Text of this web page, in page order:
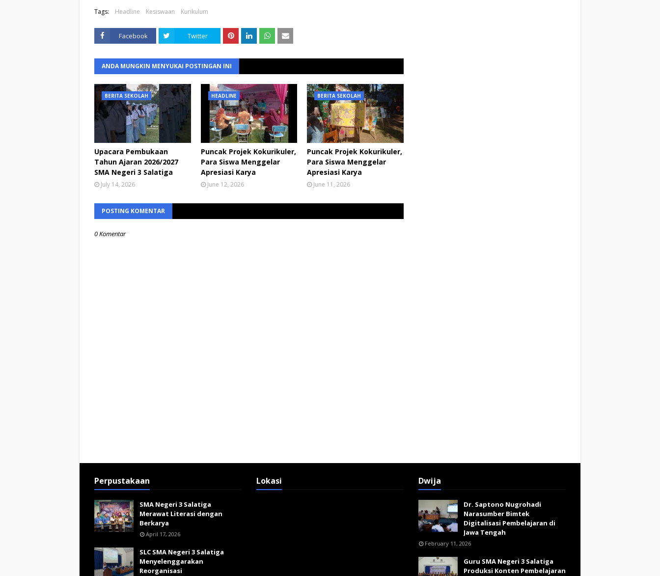
Tags: Headline Kesiswaan Kurikulum
Facebook Twitter
ANDA MUNGKIN MENYUKAI POSTINGAN INI
BERITA SEKOLAH
Upacara Pembukaan
Tahun Ajaran 2026/2027
SMA Negeri 3 Salatiga
July 14, 2026
HEADLINE
Puncak Projek Kokurikuler,
Para Siswa Menggelar
Apresiasi Karya
June 12, 2026
BERITA SEKOLAH
Puncak Projek Kokurikuler,
Para Siswa Menggelar
Apresiasi Karya
June 11, 2026
POSTING KOMENTAR
0 Komentar
Perpustakaan
SMA Negeri 3 Salatiga
Merawat Literasi dengan
Berkarya
April 17, 2026
SLC SMA Negeri 3 Salatiga
Menyelenggarakan
Reorganisasi
Lokasi Dwija
Dr. Saptono Nugrohadi
Narasumber Bimtek
Digitalisasi Pembelajaran di
Jawa Tengah
February 11, 2026
Guru SMA Negeri 3 Salatiga
Produksi Konten Pembelajaran